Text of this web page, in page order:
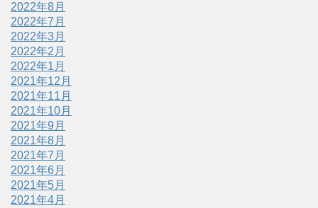
2022年8月
2022年7月
2022年3月
2022年2月
2022年1月
2021年12月
2021年11月
2021年10月
2021年9月
2021年8月
2021年7月
2021年6月
2021年5月
2021年4月